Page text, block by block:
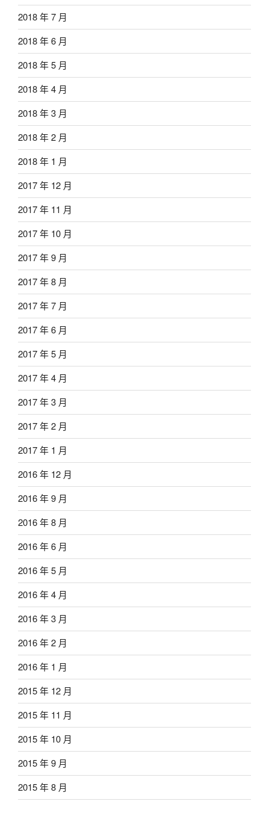
2018 年 7 月
2018 年 6 月
2018 年 5 月
2018 年 4 月
2018 年 3 月
2018 年 2 月
2018 年 1 月
2017 年 12 月
2017 年 11 月
2017 年 10 月
2017 年 9 月
2017 年 8 月
2017 年 7 月
2017 年 6 月
2017 年 5 月
2017 年 4 月
2017 年 3 月
2017 年 2 月
2017 年 1 月
2016 年 12 月
2016 年 9 月
2016 年 8 月
2016 年 6 月
2016 年 5 月
2016 年 4 月
2016 年 3 月
2016 年 2 月
2016 年 1 月
2015 年 12 月
2015 年 11 月
2015 年 10 月
2015 年 9 月
2015 年 8 月